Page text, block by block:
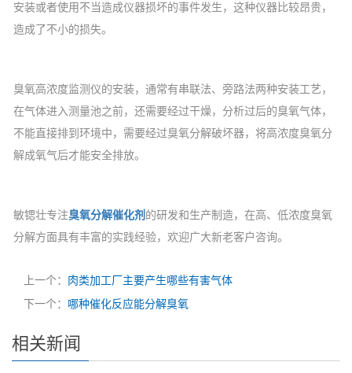
安装或者使用不当造成仪器损坏的事件发生，这种仪器比较昂贵，
造成了不小的损失。
臭氧高浓度监测仪的安装，通常有串联法、旁路法两种安装工艺，
在气体进入测量池之前，还需要经过干燥，分析过后的臭氧气体，
不能直接排到环境中，需要经过臭氧分解破坏器，将高浓度臭氧分
解成氧气后才能安全排放。
敏锶壮专注臭氧分解催化剂 的研发和生产制造，在高、低浓度臭氧
分解方面具有丰富的实践经验，欢迎广大新老客户咨询。
上一个： 肉类加工厂主要产生哪些有害气体
下一个： 哪种催化反应能分解臭氧
相关新闻